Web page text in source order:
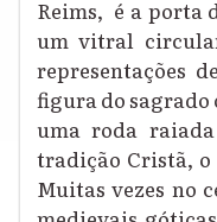
Reims, é a porta
um vitral
representações
figura do sagrado
uma roda
tradição Cristã,
Muitas vezes no